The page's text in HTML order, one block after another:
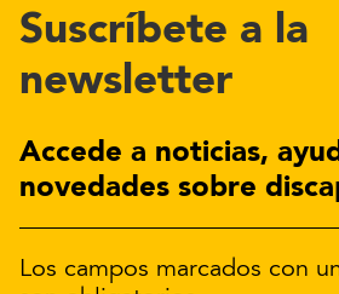
Suscríbete a la
newsletter
Accede a noticias,
novedades sobre
Los campos marcados con